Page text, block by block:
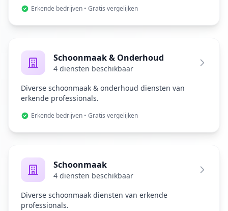
Erkende bedrijven • Gratis vergelijken
Schoonmaak & Onderhoud
4 diensten beschikbaar
Diverse schoonmaak & onderhoud diensten van
erkende professionals.
Erkende bedrijven • Gratis vergelijken
Schoonmaak
4 diensten beschikbaar
Diverse schoonmaak diensten van erkende
professionals.